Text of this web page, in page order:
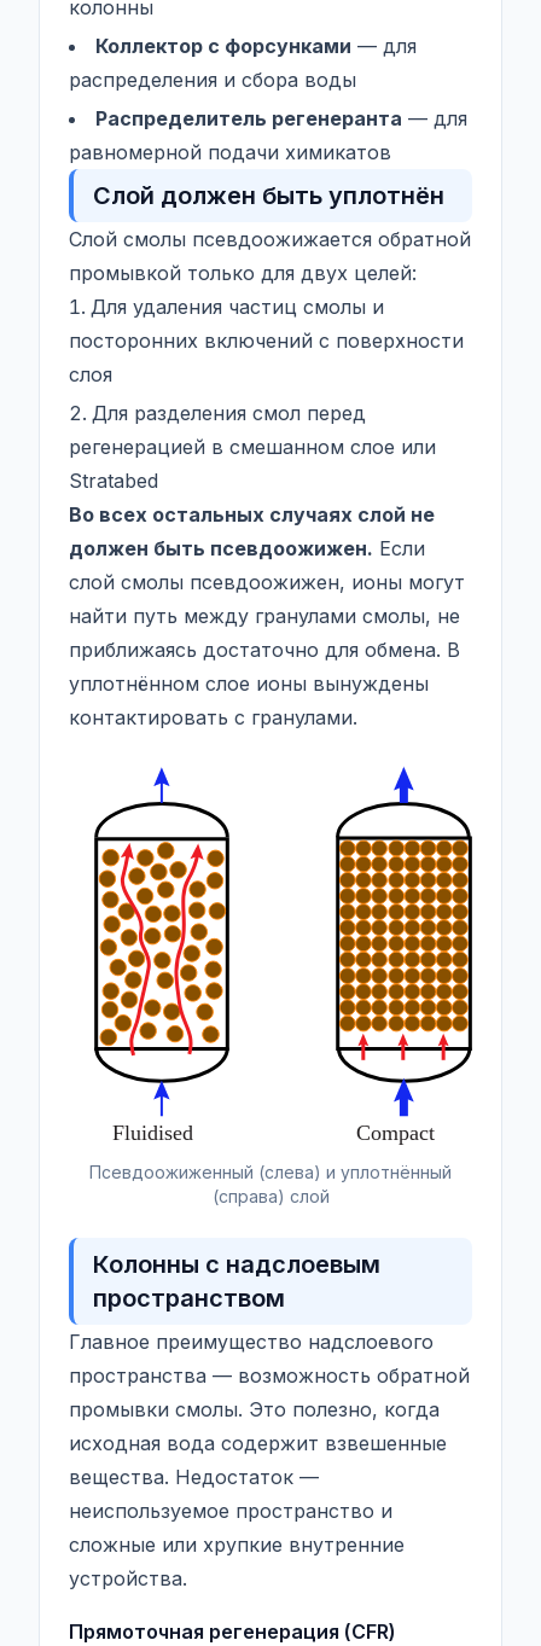
колонны
Коллектор с форсунками — для
распределения и сбора воды
Распределитель регенеранта — для
равномерной подачи химикатов
Слой должен быть уплотнён
Слой смолы псевдоожижается обратной
промывкой только для двух целей:
Для удаления частиц смолы и
посторонних включений с поверхности
слоя
Для разделения смол перед
регенерацией в смешанном слое или
Stratabed
Во всех остальных случаях слой не
должен быть псевдоожижен. Если
слой смолы псевдоожижен, ионы могут
найти путь между гранулами смолы, не
приближаясь достаточно для обмена. В
уплотнённом слое ионы вынуждены
контактировать с гранулами.
Псевдоожиженный (слева) и уплотнённый
(справа) слой
Колонны с надслоевым
пространством
Главное преимущество надслоевого
пространства — возможность обратной
промывки смолы. Это полезно, когда
исходная вода содержит взвешенные
вещества. Недостаток —
неиспользуемое пространство и
сложные или хрупкие внутренние
устройства.
Прямоточная регенерация (CFR)